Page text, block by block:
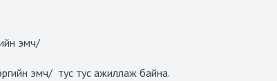
эмч/
эмч/ тус тус ажиллаж байна.